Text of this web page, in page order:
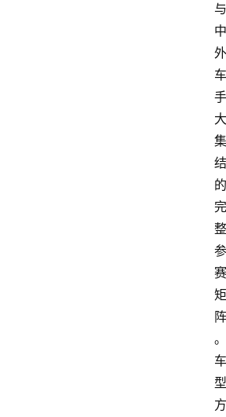
与
中
外
车
手
大
集
结
的
完
整
参
赛
矩
阵
。
车
型
方